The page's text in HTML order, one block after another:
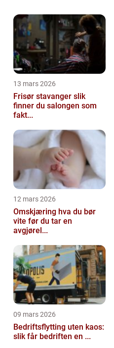
13 mars 2026
Frisør stavanger slik
finner du salongen som
fakt...
12 mars 2026
Omskjæring hva du bør
vite før du tar en
avgjørel...
09 mars 2026
Bedriftsflytting uten kaos:
slik får bedriften en ...